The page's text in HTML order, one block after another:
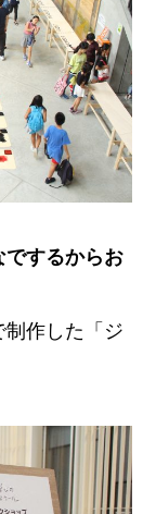
でするからお
作した「ジ